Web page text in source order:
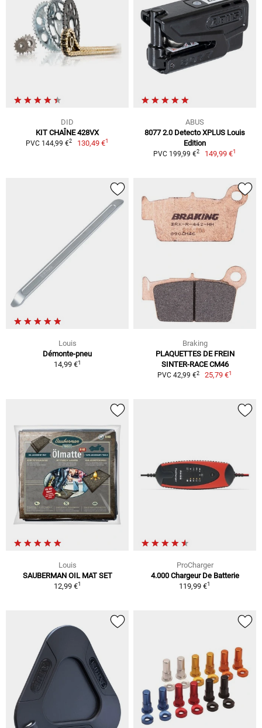
DID
KIT CHAÎNE 428VX
PVC 144,99 €2 130,49 €1
ABUS
8077 2.0 Detecto XPLUS Louis
Edition
PVC 199,99 €2 149,99 €1
Louis
Démonte-pneu
14,99 €1
Braking
PLAQUETTES DE FREIN
SINTER-RACE CM46
PVC 42,99 €2 25,79 €1
Louis
SAUBERMAN OIL MAT SET
12,99 €1
ProCharger
4.000 Chargeur De Batterie
119,99 €1